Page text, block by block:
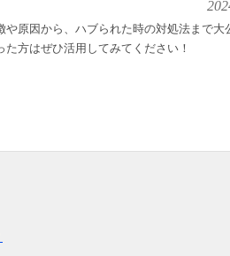
原因から、ハブられた時の対処法まで大
方はぜひ活用してみてください！